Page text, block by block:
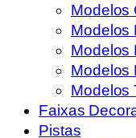
Modelos
Modelos
Modelos
Modelos
Modelos
Faixas
Pistas